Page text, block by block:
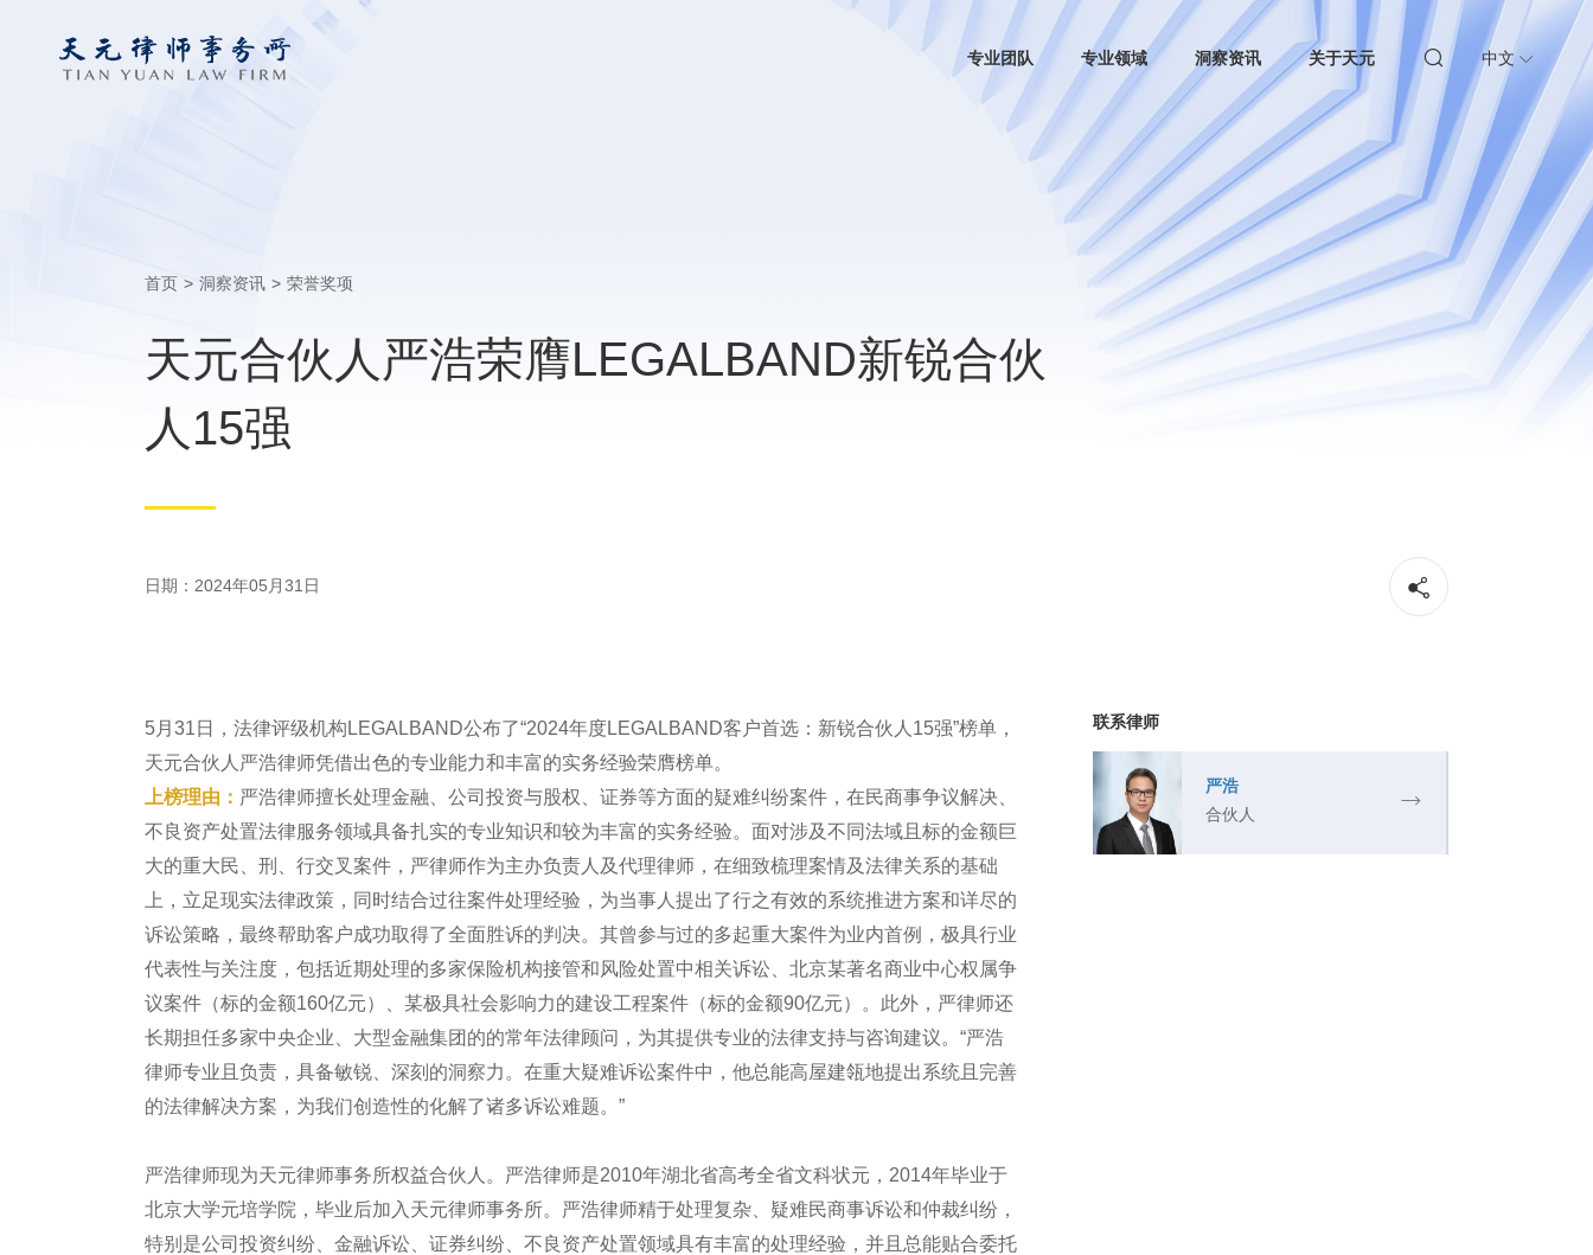
专业团队 专业领域 洞察资讯 关于天元 中文
首页 > 洞察资讯 > 荣誉奖项
天元合伙人严浩荣膺LEGALBAND新锐合伙
人15强
日期：2024年05月31日
5月31日，法律评级机构LEGALBAND公布了“2024年度LEGALBAND客户首选：新锐合伙人15强”榜单，
天元合伙人严浩律师凭借出色的专业能力和丰富的实务经验荣膺榜单。
上榜理由： 严浩律师擅长处理金融、公司投资与股权、证券等方面的疑难纠纷案件，在民商事争议解决、
不良资产处置法律服务领域具备扎实的专业知识和较为丰富的实务经验。面对涉及不同法域且标的金额巨
大的重大民、刑、行交叉案件，严律师作为主办负责人及代理律师，在细致梳理案情及法律关系的基础
上，立足现实法律政策，同时结合过往案件处理经验，为当事人提出了行之有效的系统推进方案和详尽的
诉讼策略，最终帮助客户成功取得了全面胜诉的判决。其曾参与过的多起重大案件为业内首例，极具行业
代表性与关注度，包括近期处理的多家保险机构接管和风险处置中相关诉讼、北京某著名商业中心权属争
议案件（标的金额160亿元）、某极具社会影响力的建设工程案件（标的金额90亿元）。此外，严律师还
长期担任多家中央企业、大型金融集团的的常年法律顾问，为其提供专业的法律支持与咨询建议。“严浩
律师专业且负责，具备敏锐、深刻的洞察力。在重大疑难诉讼案件中，他总能高屋建瓴地提出系统且完善
的法律解决方案，为我们创造性的化解了诸多诉讼难题。”
严浩律师现为天元律师事务所权益合伙人。严浩律师是2010年湖北省高考全省文科状元，2014年毕业于
北京大学元培学院，毕业后加入天元律师事务所。严浩律师精于处理复杂、疑难民商事诉讼和仲裁纠纷，
特别是公司投资纠纷、金融诉讼、证券纠纷、不良资产处置领域具有丰富的处理经验，并且总能贴合委托
联系律师
严浩
合伙人